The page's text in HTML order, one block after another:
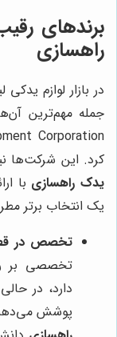
برندهای
راهسازی
در بازار لوازم
کرد. این شرکت‌ها
یدک راهسازی با
یک انتخاب برتر
تخصص در
تخصصی بر
دارد، در
پوشش